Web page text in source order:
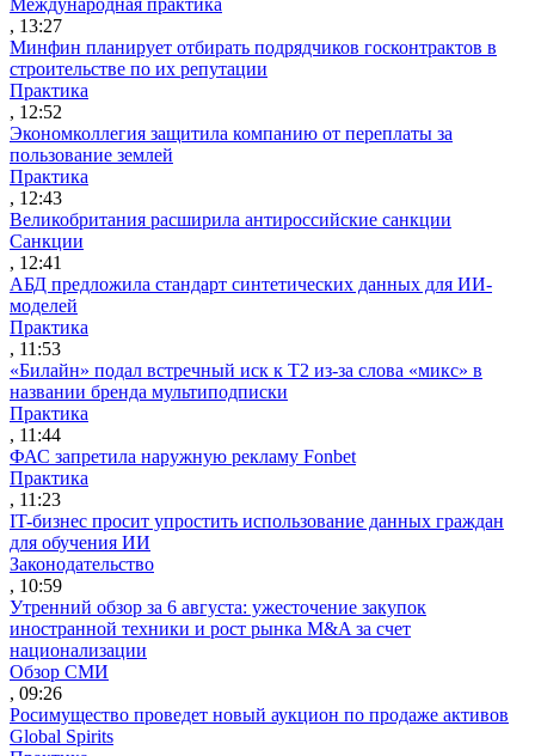
, 13:27
Минфин планирует отбирать подрядчиков госконтрактов в
строительстве по их репутации
Практика
, 12:52
Экономколлегия защитила компанию от переплаты за
пользование землей
Практика
, 12:43
Великобритания расширила антироссийские санкции
Санкции
, 12:41
АБД предложила стандарт синтетических данных для ИИ-
моделей
Практика
, 11:53
«Билайн» подал встречный иск к Т2 из-за слова «микс» в
названии бренда мультиподписки
Практика
, 11:44
ФАС запретила наружную рекламу Fonbet
Практика
, 11:23
IT-бизнес просит упростить использование данных граждан
для обучения ИИ
Законодательство
, 10:59
Утренний обзор за 6 августа: ужесточение закупок
иностранной техники и рост рынка M&A за счет
национализации
Обзор СМИ
, 09:26
Росимущество проведет новый аукцион по продаже активов
Global Spirits